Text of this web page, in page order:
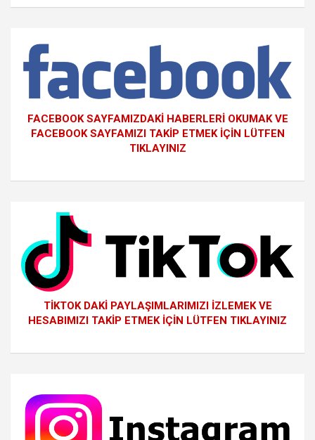
FACEBOOK SAYFAMIZDAKİ HABERLERİ OKUMAK VE
FACEBOOK SAYFAMIZI TAKİP ETMEK İÇİN LÜTFEN
TIKLAYINIZ
TİKTOK DAKİ PAYLAŞIMLARIMIZI İZLEMEK VE
HESABIMIZI TAKİP ETMEK İÇİN LÜTFEN TIKLAYINIZ